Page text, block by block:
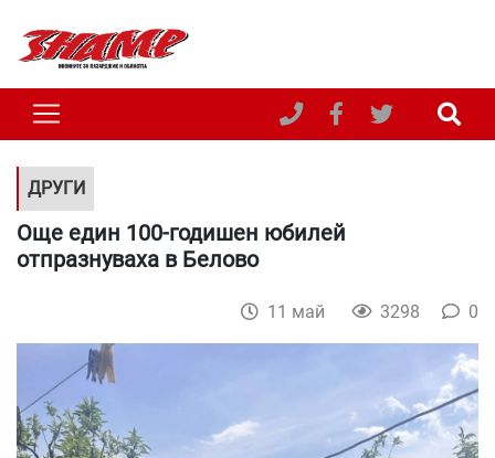
ДРУГИ
Още един 100-годишен юбилей
отпразнуваха в Белово
11 май 3298 0